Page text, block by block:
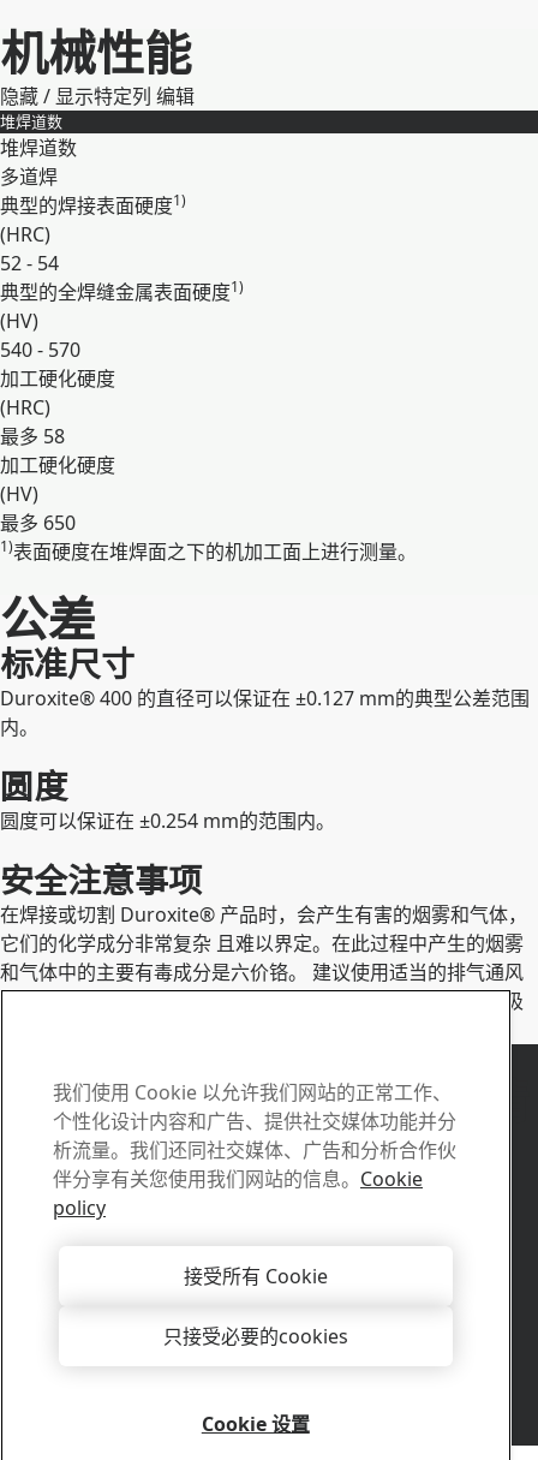
机械性能
隐藏 / 显示特定列 编辑
堆焊道数
堆焊道数
多道焊
典型的焊接表面硬度1)
(HRC)
52 - 54
典型的全焊缝金属表面硬度1)
(HV)
540 - 570
加工硬化硬度
(HRC)
最多 58
加工硬化硬度
(HV)
最多 650
展开
1)表面硬度在堆焊面之下的机加工面上进行测量。
公差
标准尺寸
Duroxite® 400 的直径可以保证在 ±0.127 mm的典型公差范围
内。
圆度
圆度可以保证在 ±0.254 mm的范围内。
安全注意事项
在焊接或切割 Duroxite® 产品时，会产生有害的烟雾和气体，
它们的化学成分非常复杂 且难以界定。在此过程中产生的烟雾
和气体中的主要有毒成分是六价铬。 建议使用适当的排气通风
设备和排烟焊枪，以及合适的防护服和 为操作人员提供的呼吸
如有任何问题和疑问，请
联系我们
联系我们
有关销售咨询和产品信息，请联系我们的销售人员
技术支持
从我们经验丰富的技术支持团队获得您需要的答案
我们使用 Cookie 以允许我们网站的正常工作、
个性化设计内容和广告、提供社交媒体功能并分
析流量。我们还同社交媒体、广告和分析合作伙
伴分享有关您使用我们网站的信息。 Cookie
policy
接受所有 Cookie
只接受必要的cookies
Cookie 设置